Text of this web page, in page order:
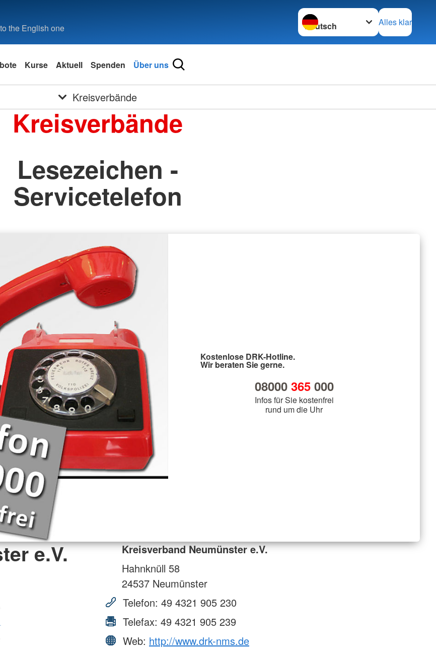
the English one
Sprache wechseln zu
Alles klar
Kurse Aktuell Spenden Über uns
Kreisverbände
Kreisverbände
Lesezeichen -
Servicetelefon
Kostenlose DRK-Hotline.
Wir beraten Sie gerne.
08000 365000
Infos für Sie kostenfrei
rund um die Uhr
e.V.
Kreisverband Neumünster e.V.
Hahnknüll 58
24537 Neumünster
Telefon: 49 4321 905 230
Telefax: 49 4321 905 239
Web: http://www.drk-nms.de